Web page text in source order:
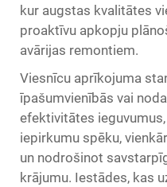
kur augstas kvalitātes
proaktīvu apkopju
avārijas remontiem.
Viesnīcu aprīkojuma
īpašumvienībās vai
efektivitātes
iepirkumu spēku,
un nodrošinot
krājumu. Iestādes, kas